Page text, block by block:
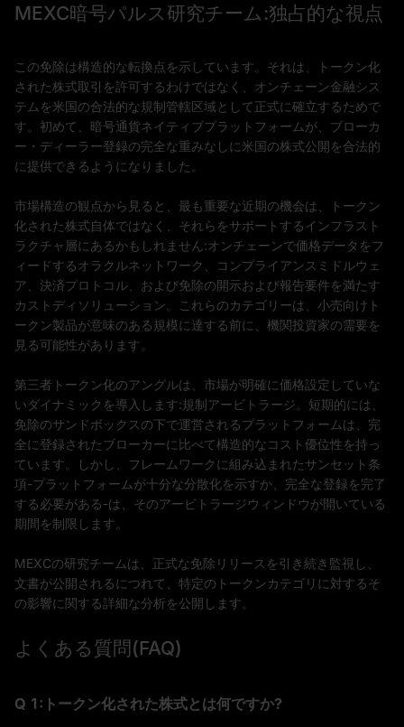
MEXC暗号パルス研究チーム:独占的な視点
この免除は構造的な転換点を示しています。それは、トークン化
された株式取引を許可するわけではなく、オンチェーン金融シス
テムを米国の合法的な規制管轄区域として正式に確立するためで
す。初めて、暗号通貨ネイティブプラットフォームが、ブローカ
ー・ディーラー登録の完全な重みなしに米国の株式公開を合法的
に提供できるようになりました。
市場構造の観点から見ると、最も重要な近期の機会は、トークン
化された株式自体ではなく、それらをサポートするインフラスト
ラクチャ層にあるかもしれません:オンチェーンで価格データをフ
ィードするオラクルネットワーク、コンプライアンスミドルウェ
ア、決済プロトコル、および免除の開示および報告要件を満たす
カストディソリューション。これらのカテゴリーは、小売向けト
ークン製品が意味のある規模に達する前に、機関投資家の需要を
見る可能性があります。
第三者トークン化のアングルは、市場が明確に価格設定していな
いダイナミックを導入します:規制アービトラージ。短期的には、
免除のサンドボックスの下で運営されるプラットフォームは、完
全に登録されたブローカーに比べて構造的なコスト優位性を持っ
ています。しかし、フレームワークに組み込まれたサンセット条
項-プラットフォームが十分な分散化を示すか、完全な登録を完了
する必要がある-は、そのアービトラージウィンドウが開いている
期間を制限します。
MEXCの研究チームは、正式な免除リリースを引き続き監視し、
文書が公開されるにつれて、特定のトークンカテゴリに対するそ
の影響に関する詳細な分析を公開します。
よくある質問(FAQ)
Q 1:トークン化された株式とは何ですか?